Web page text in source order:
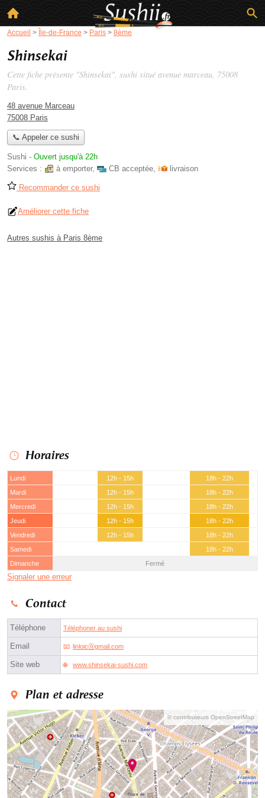
Accueil > Île-de-France > Paris > 8ème
Shinsekai
Cette fiche présente "Shinsekai", sushi situé avenue marceau, 75008
Paris.
48 avenue Marceau
75008 Paris
📞 Appeler ce sushi
Sushi - Ouvert jusqu'à 22h
Services :
à emporter, CB acceptée, livraison
Recommander ce sushi
Améliorer cette fiche
Autres sushis à Paris 8ème
Horaires
Lundi 12h - 15h
18h - 22h
Mardi
12h - 15h
18h - 22h
Mercredi
12h - 15h
18h - 22h
Jeudi
12h - 15h
18h - 22h
Vendredi
12h - 15h
18h - 22h
Samedi
18h - 22h
Dimanche
Fermé
Signaler une erreur
Contact
Téléphone Téléphoner au sushi
Email linloicⓐgmail.com
Site web www.shinsekai-sushi.com
Plan et adresse
© contributeurs OpenStreetMap